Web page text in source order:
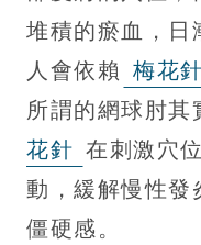
堆積的瘀血，日
人會依賴 梅花針
所謂的網球肘其
花針 在刺激穴
動，緩解慢性發
僵硬感。